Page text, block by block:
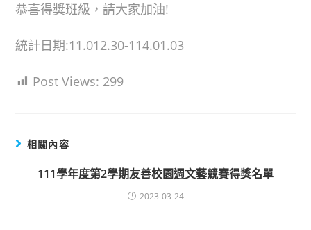
恭喜得獎班級，請大家加油!
統計日期:11.012.30-114.01.03
Post Views: 299
相關內容
111學年度第2學期友善校園週文藝競賽得獎名單
2023-03-24